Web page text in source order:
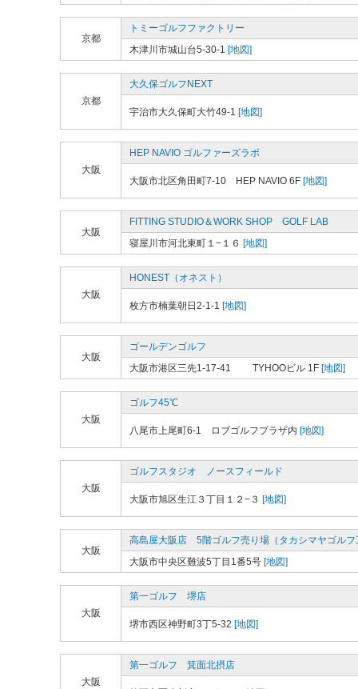
京都
トミーゴルフファクトリー
木津川市城山台5-30-1 [地図]
京都
大久保ゴルフNEXT
宇治市大久保町大竹49-1 [地図]
大阪
HEP NAVIO ゴルファーズラボ
大阪市北区角田町7-10 HEP NAVIO 6F [地図]
大阪
FITTING STUDIO＆WORK SHOP GOLF LAB
寝屋川市河北東町１−１６ [地図]
大阪
HONEST（オネスト）
枚方市楠葉朝日2-1-1 [地図]
大阪
ゴールデンゴルフ
大阪市港区三先1-17-41 TYHOOビル 1F [地図]
大阪
ゴルフ45℃
八尾市上尾町6-1 ロブゴルフプラザ内 [地図]
大阪
ゴルフスタジオ ノースフィールド
大阪市旭区生江３丁目１２−３ [地図]
大阪
高島屋大阪店 5階ゴルフ売り場（タカシマヤゴルフ
大阪市中央区難波5丁目1番5号 [地図]
大阪
第一ゴルフ 堺店
堺市西区神野町3丁5-32 [地図]
大阪
第一ゴルフ 箕面北摂店